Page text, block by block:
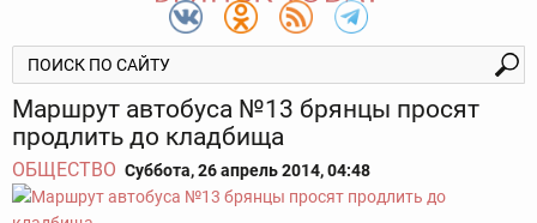
Маршрут автобуса №13 брянцы просят
продлить до кладбища
ОБЩЕСТВО Суббота, 26 апрель 2014, 04:48